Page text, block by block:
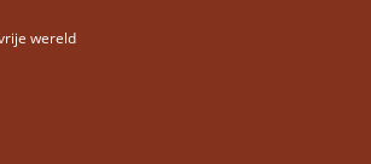
wereld